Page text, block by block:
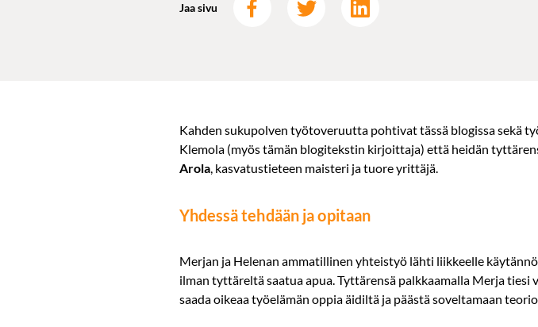
Jaa sivu
Kahden sukupolven työtoveruutta pohtivat tässä blogissa sekä
Klemola (myös tämän blogitekstin kirjoittaja) että heidän
Arola, kasvatustieteen maisteri ja tuore yrittäjä.
Yhdessä tehdään ja opitaan
Merjan ja Helenan ammatillinen yhteistyö lähti liikkeelle
ilman tyttäreltä saatua apua. Tyttärensä palkkaamalla Merja
saada oikeaa työelämän oppia äidiltä ja päästä soveltamaan